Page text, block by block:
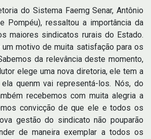
do Sistema Faemg Senar, Antônio
Pompéu), ressaltou a importância da
maiores sindicatos rurais do Estado.
motivo de muita satisfação para os
da relevância deste momento,
elege uma nova diretoria, ele tem a
quenm vai representá-los. Nós, do
recebemos com muita alegria a
convicção de que ele e todos os
gestão do sindicato não pouparão
de maneira exemplar a todos os